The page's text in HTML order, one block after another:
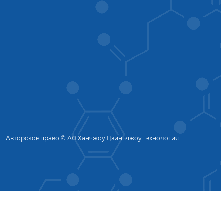
Авторское право © АО Ханчжоу Цзиньчжоу Технология